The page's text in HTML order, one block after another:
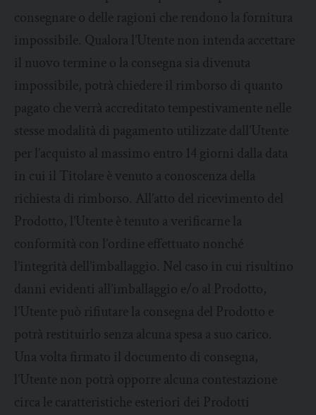
consegnare o delle ragioni che rendono la fornitura
impossibile. Qualora l’Utente non intenda accettare
il nuovo termine o la consegna sia divenuta
impossibile, potrà chiedere il rimborso di quanto
pagato che verrà accreditato tempestivamente nelle
stesse modalità di pagamento utilizzate dall’Utente
per l’acquisto al massimo entro 14 giorni dalla data
in cui il Titolare è venuto a conoscenza della
richiesta di rimborso. All’atto del ricevimento del
Prodotto, l’Utente è tenuto a verificarne la
conformità con l’ordine effettuato nonché
l’integrità dell’imballaggio. Nel caso in cui risultino
danni evidenti all’imballaggio e/o al Prodotto,
l’Utente può rifiutare la consegna del Prodotto e
potrà restituirlo senza alcuna spesa a suo carico.
Una volta firmato il documento di consegna,
l’Utente non potrà opporre alcuna contestazione
circa le caratteristiche esteriori dei Prodotti